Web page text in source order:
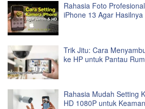
Rahasia Foto
iPhone 13 Agar
Trik Jitu: Cara
ke HP untuk Pantau
Rahasia Mudah Setting
HD 1080P untuk